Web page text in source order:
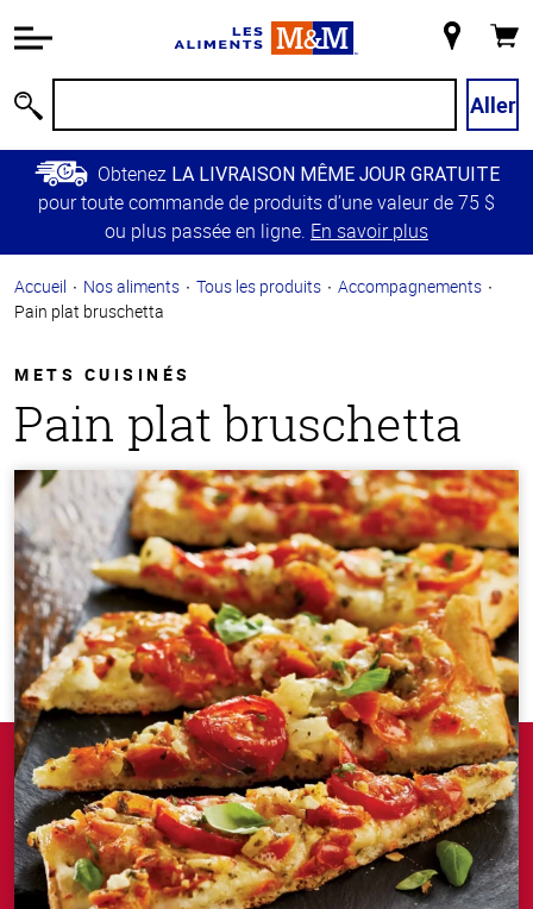
relative à
Passer
contenu
principal
Retour à
principale
magasin
Aller
Obtenez LA LIVRAISON MÊME JOUR GRATUITE
pour toute commande de produits d’une valeur de 75 $
ou plus passée en ligne. En savoir plus
Accueil Nos aliments Tous les produits
Accompagnements
Pain plat bruschetta
METS CUISINÉS
Pain plat bruschetta